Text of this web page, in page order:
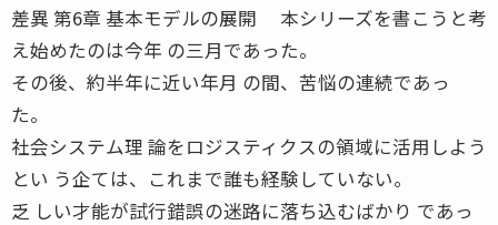
差異 第6章 基本モデルの展開 本シリーズを書こうと考
え始めたのは今年 の三月であった。
その後、約半年に近い年月 の間、苦悩の連続であっ
た。
社会システム理 論をロジスティクスの領域に活用しよう
とい う企ては、これまで誰も経験していない。
乏 しい才能が試行錯誤の迷路に落ち込むばかり であっ